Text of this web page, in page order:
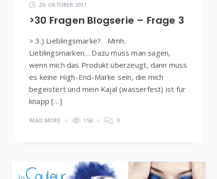
29. OKTOBER 2011
>30 Fragen Blogserie – Frage 3
> 3.) Lieblingsmarke? Mmh..
Lieblingsmarken… Dazu muss man sagen,
wenn mich das Produkt überzeugt, dann muss
es keine High-End-Marke sein, die mich
begeistert und mein Kajal (wasserfest) ist für
knapp […]
READ MORE 158 0